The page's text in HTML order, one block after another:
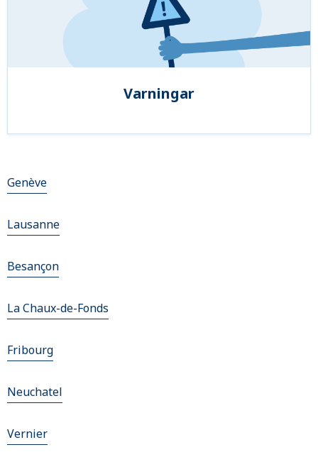
Varningar
Genève
Lausanne
Besançon
La Chaux-de-Fonds
Fribourg
Neuchatel
Vernier